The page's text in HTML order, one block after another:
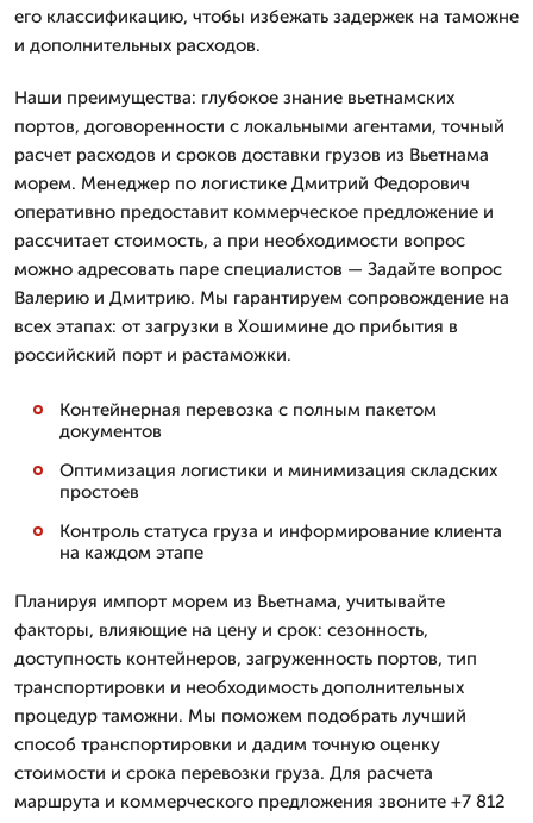
его классификацию, чтобы избежать задержек на таможне
и дополнительных расходов.
Наши преимущества: глубокое знание вьетнамских
портов, договоренности с локальными агентами, точный
расчет расходов и сроков доставки грузов из Вьетнама
морем. Менеджер по логистике Дмитpий Федорович
оперативно предоставит коммерческое предложение и
рассчитает стоимость, а при необходимости вопрос
можно адресовать паре специалистов — Задайте вопрос
Валерию и Дмитрию. Мы гарантируем сопровождение на
всех этапах: от загрузки в Хошимине до прибытия в
российский порт и растаможки.
Контейнерная перевозка с полным пакетом
документов
Оптимизация логистики и минимизация складских
простоев
Контроль статуса груза и информирование клиента
на каждом этапе
Планируя импорт морем из Вьетнама, учитывайте
факторы, влияющие на цену и срок: сезонность,
доступность контейнеров, загруженность портов, тип
транспортировки и необходимость дополнительных
процедур таможни. Мы поможем подобрать лучший
способ транспортировки и дадим точную оценку
стоимости и срока перевозки груза. Для расчета
маршрута и коммерческого предложения звоните +7 812